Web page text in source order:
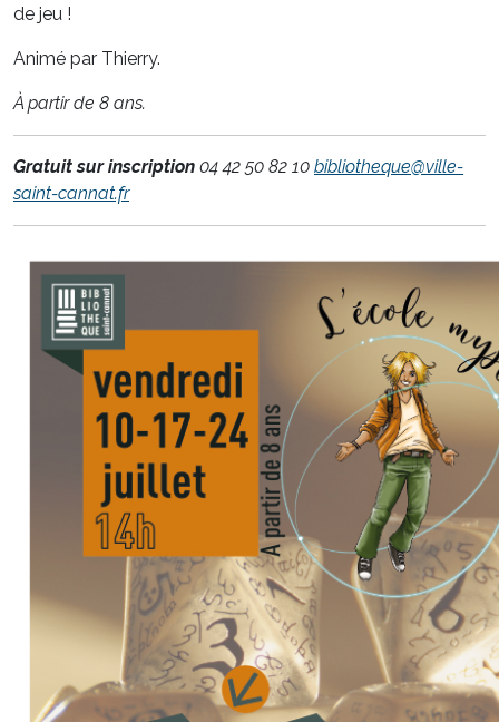
de jeu !
Animé par Thierry.
À partir de 8 ans.
Gratuit sur inscription 04 42 50 82 10 bibliotheque@ville-
saint-cannat.fr